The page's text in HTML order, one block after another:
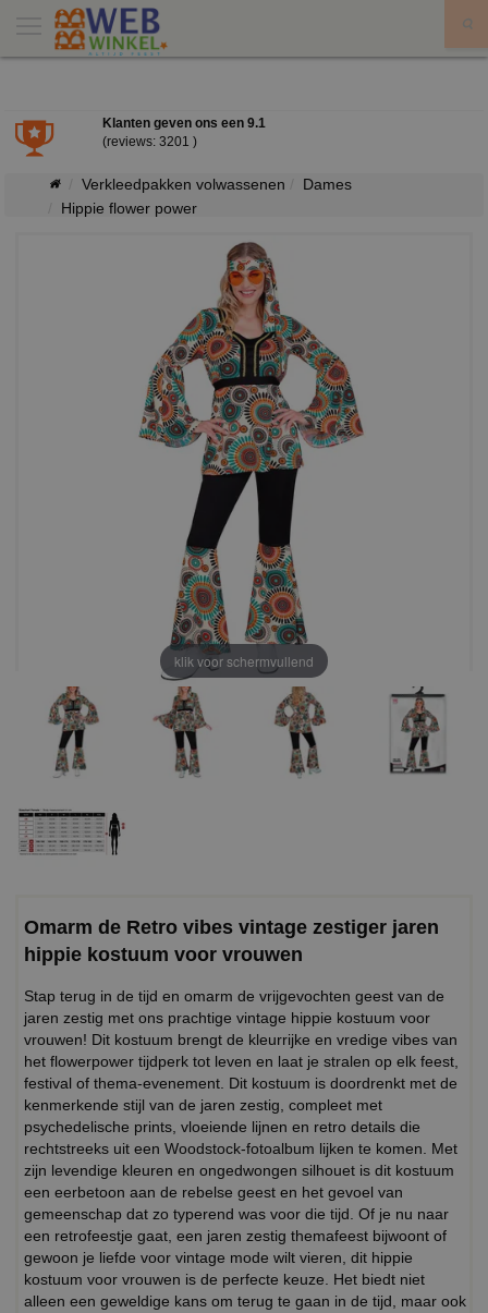
Klanten geven ons een 9.1
(reviews: 3201 )
Verkleedpakken volwassenen
Dames
Hippie flower power
klik voor schermvullend
Omarm de Retro vibes vintage zestiger jaren
hippie kostuum voor vrouwen
Stap terug in de tijd en omarm de vrijgevochten geest van de
jaren zestig met ons prachtige vintage hippie kostuum voor
vrouwen! Dit kostuum brengt de kleurrijke en vredige vibes van
het flowerpower tijdperk tot leven en laat je stralen op elk feest,
festival of thema-evenement. Dit kostuum is doordrenkt met de
kenmerkende stijl van de jaren zestig, compleet met
psychedelische prints, vloeiende lijnen en retro details die
rechtstreeks uit een Woodstock-fotoalbum lijken te komen. Met
zijn levendige kleuren en ongedwongen silhouet is dit kostuum
een eerbetoon aan de rebelse geest en het gevoel van
gemeenschap dat zo typerend was voor die tijd. Of je nu naar
een retrofeestje gaat, een jaren zestig themafeest bijwoont of
gewoon je liefde voor vintage mode wilt vieren, dit hippie
kostuum voor vrouwen is de perfecte keuze. Het biedt niet
alleen een geweldige kans om terug te gaan in de tijd, maar ook